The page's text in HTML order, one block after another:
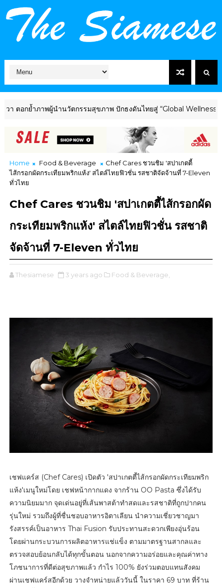
ย้ำภาพผู้นำนวัตกรรมสุขภาพ ปักธงดันไทยสู่ “Global Wellness Hub” ร่
Home Food & Beverage
Chef Cares ชวนชิม 'สปาเกตตี้
ไส้กรอกผัดกระเทียมพริกแห้ง' สไตล์ไทยฟิวชั่น รสชาติจัดจ้านที่ 7-Eleven
ทั่วไทย
Chef Cares ชวนชิม 'สปาเกตตี้ไส้กรอกผัด
กระเทียมพริกแห้ง' สไตล์ไทยฟิวชั่น รสชาติ
จัดจ้านที่ 7-Eleven ทั่วไทย
Thesiamese 3 years ago Food & Beverage,
เชฟแคร์ส (Chef Cares) เปิดตัว 'สปาเกตตี้ไส้กรอกผัดกระเทียมพริก
แห้ง'เมนูใหม่โดย เชฟหน้ากากแดง จากร้าน OO Pasta ซึ่งได้รับ
ความนิยมมาก จุดเด่นอยู่ที่เส้นพาสต้าทำสดและรสชาติที่ถูกปากคน
รุ่นใหม่ รวมถึงผู้ที่ชื่นชอบอาหารอิตาเลียน นำความเชี่ยวชาญมา
รังสรรค์เป็นอาหาร Thai Fusion รับประทานสะดวกเพียงอุ่นร้อน
โดยผ่านกระบวนการผลิตอาหารแช่แข็ง ตามมาตรฐานสากลและ
ตรวจสอบย้อนกลับได้ทุกขั้นตอน นอกจากความอร่อยและคุณค่าทาง
โภชนาการที่ดีต่อสุขภาพแล้ว กำไร 100% ยังร่วมตอบแทนสังคม
ผ่านเชฟแคร์สอีกด้วย วางจำหน่ายแล้ววันนี้ ในราคา 69 บาท ที่ร้าน